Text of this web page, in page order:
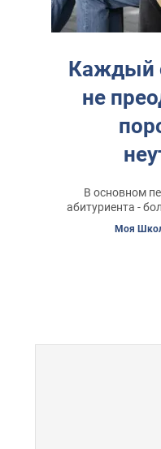
Каждый
не
В основном
абитуриента -
Моя